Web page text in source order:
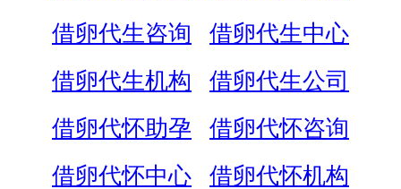
借卵代生咨询
借卵代生中心
借卵代生机构
借卵代生公司
借卵代怀助孕
借卵代怀咨询
借卵代怀中心
借卵代怀机构